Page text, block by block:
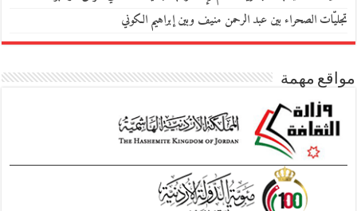
تجليّات الصحراء بين عبد الرحمن منيف وبين إبراهيم الكوني
مواقع مهمة